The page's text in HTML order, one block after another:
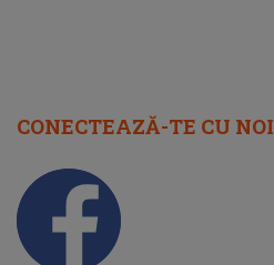
CONECTEAZĂ-TE CU NOI